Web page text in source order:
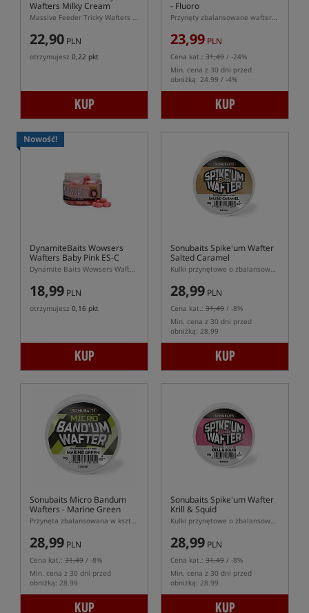
Wafters Milky Cream
Massive Feeder Tricky Wafters Milky Cream 10 × 7 mm – biało-żółte waftersy dumbells
22,90 PLN
otrzymujesz 0,22 pkt
KUP
- Fluoro
Przynęty zbalansowane wafters w kształcie dumbells
23,99 PLN
Cena kat.: 31,49 / -24%
Min. cena z 30 dni przed
obniżką: 24.99 / -4%
KUP
Nowość!
DynamiteBaits Wowsers
Wafters Baby Pink ES-C
Dynamite Baits Wowsers Wafters Baby Pink ES-C – różowe dumbell wafters o aromacie Monster Crab
18,99 PLN
otrzymujesz 0,16 pkt
KUP
Sonubaits Spike'um Wafter
Salted Caramel
Kulki przynętowe o zbalansowanej pływalności (wafters)
28,99 PLN
Cena kat.: 31,49 / -8%
Min. cena z 30 dni przed
obniżką: 28.99
KUP
Sonubaits Micro Bandum
Wafters - Marine Green
Przynęta zbalansowana w kształcie dumbells
28,99 PLN
Cena kat.: 31,49 / -8%
Min. cena z 30 dni przed
obniżką: 28.99
KUP
Sonubaits Spike'um Wafter
Krill & Squid
Kulki przynętowe o zbalansowanej pływalności (wafters)
28,99 PLN
Cena kat.: 31,49 / -8%
Min. cena z 30 dni przed
obniżką: 28.99
KUP